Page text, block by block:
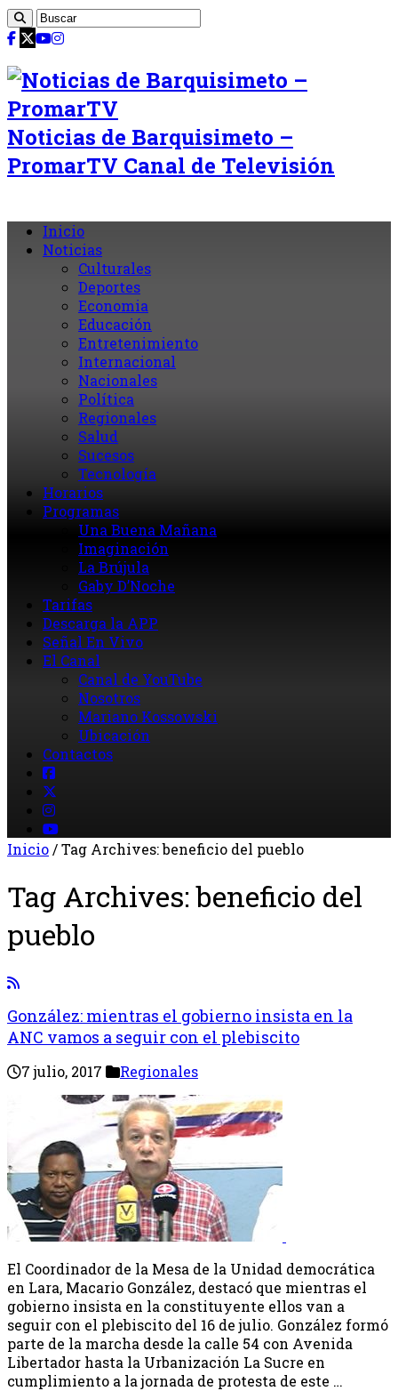
Noticias de Barquisimeto –
PromarTV Canal de Televisión
Inicio
Noticias
Culturales
Deportes
Economia
Educación
Entretenimiento
Internacional
Nacionales
Política
Regionales
Salud
Sucesos
Tecnología
Horarios
Programas
Una Buena Mañana
Imaginación
La Brújula
Gaby D’Noche
Tarifas
Descarga la APP
Señal En Vivo
El Canal
Canal de YouTube
Nosotros
Mariano Kossowski
Ubicación
Contactos
Inicio/Tag Archives: beneficio del pueblo
Tag Archives:beneficio del
pueblo
González: mientras el gobierno insista en la
ANC vamos a seguir con el plebiscito
7 julio, 2017 Regionales
El Coordinador de la Mesa de la Unidad democrática
en Lara, Macario González, destacó que mientras el
gobierno insista en la constituyente ellos van a
seguir con el plebiscito del 16 de julio. González formó
parte de la marcha desde la calle 54 con Avenida
Libertador hasta la Urbanización La Sucre en
cumplimiento a la jornada de protesta de este …